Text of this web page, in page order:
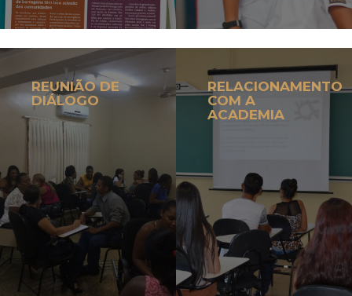
REUNIÃO DE
DIÁLOGO
RELACIONAMENTO
COM A
ACADEMIA